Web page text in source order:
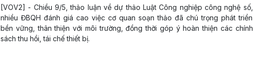
[VOV2] - Chiều 9/5, thảo luận về dự thảo Luật Công nghiệp công nghệ số,
nhiều ĐBQH đánh giá cao việc cơ quan soạn thảo đã chú trọng phát triển
bền vững, thân thiện với môi trường, đồng thời góp ý hoàn thiện các chính
sách thu hồi, tái chế thiết bị.